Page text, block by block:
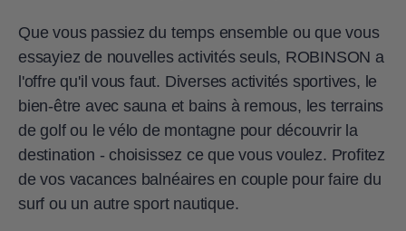
Que vous passiez du temps ensemble ou que vous
essayiez de nouvelles activités seuls, ROBINSON a
l'offre qu'il vous faut. Diverses activités sportives, le
bien-être avec sauna et bains à remous, les terrains
de golf ou le vélo de montagne pour découvrir la
destination - choisissez ce que vous voulez. Profitez
de vos vacances balnéaires en couple pour faire du
surf ou un autre sport nautique.